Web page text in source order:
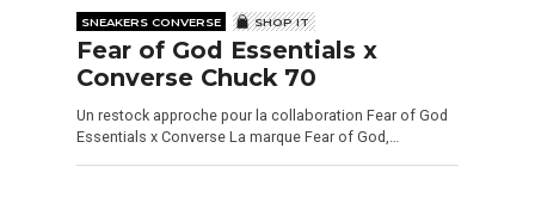
SNEAKERS CONVERSE SHOP IT
Fear of God Essentials x
Converse Chuck 70
Un restock approche pour la collaboration Fear of God
Essentials x Converse La marque Fear of God,…